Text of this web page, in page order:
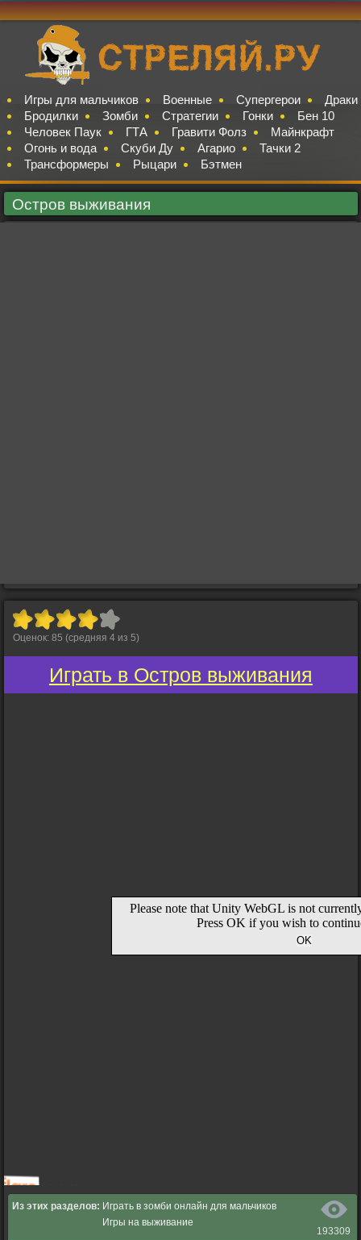
Игры для мальчиков Военные Супергерои
Драки
Бродилки
Зомби Стратегии Гонки
Бен 10
Человек Паук
ГТА Гравити Фолз
Майнкрафт
Огонь и вода
Скуби Ду Агарио
Тачки 2
Трансформеры
Рыцари Бэтмен
Остров выживания
Оценок: 85 (средняя 4 из 5)
Играть в Остров выживания
193309
Из этих разделов: Играть в зомби онлайн для мальчиков
Игры на выживание